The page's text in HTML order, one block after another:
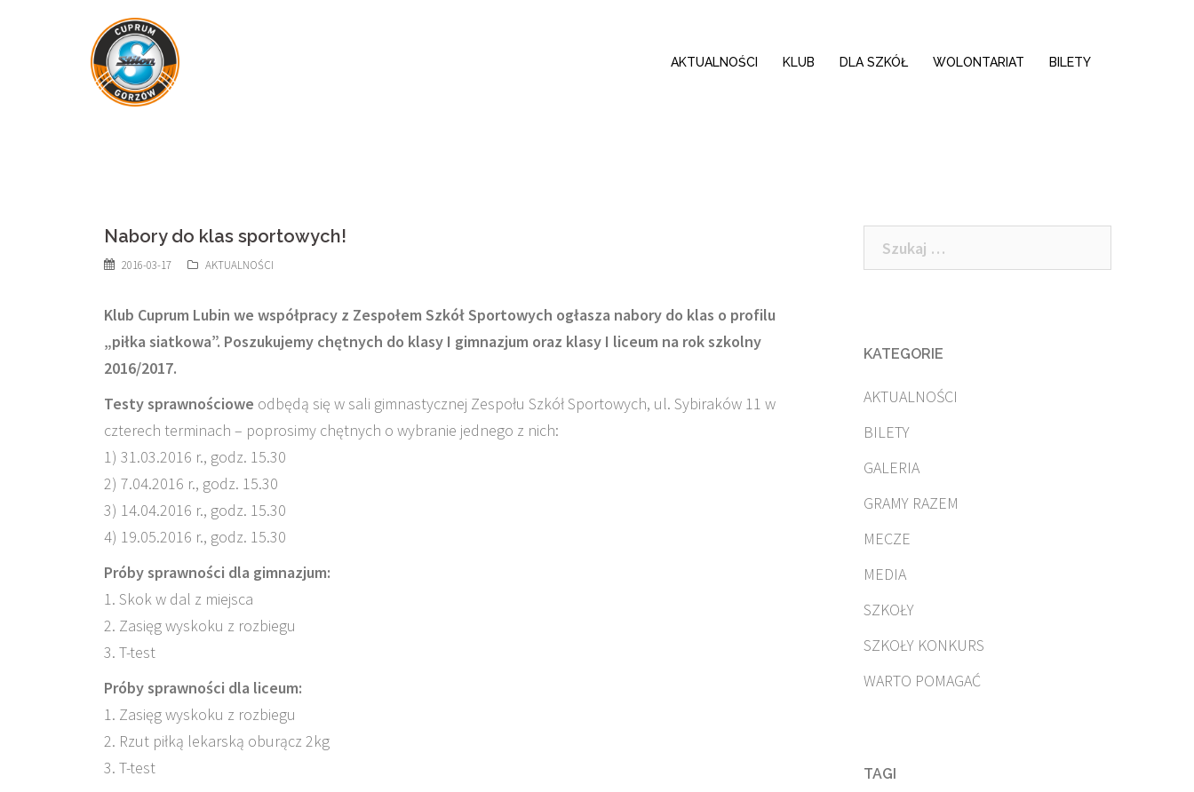
AKTUALNOŚCI KLUB DLA SZKÓŁ WOLONTARIAT BILETY
Nabory do klas sportowych!
2016-03-17 AKTUALNOŚCI
Klub Cuprum Lubin we współpracy z Zespołem Szkół Sportowych ogłasza nabory do klas o profilu
„piłka siatkowa”. Poszukujemy chętnych do klasy I gimnazjum oraz klasy I liceum na rok szkolny
2016/2017.
Testy sprawnościowe odbędą się w sali gimnastycznej Zespołu Szkół Sportowych, ul. Sybiraków 11 w
czterech terminach – poprosimy chętnych o wybranie jednego z nich:
1) 31.03.2016 r., godz. 15.30
2) 7.04.2016 r., godz. 15.30
3) 14.04.2016 r., godz. 15.30
4) 19.05.2016 r., godz. 15.30
Próby sprawności dla gimnazjum:
1. Skok w dal z miejsca
2. Zasięg wyskoku z rozbiegu
3. T-test
Próby sprawności dla liceum:
1. Zasięg wyskoku z rozbiegu
2. Rzut piłką lekarską oburącz 2kg
3. T-test
Szukaj:
KATEGORIE
AKTUALNOŚCI
BILETY
GALERIA
GRAMY RAZEM
MECZE
MEDIA
SZKOŁY
SZKOŁY KONKURS
WARTO POMAGAĆ
TAGI